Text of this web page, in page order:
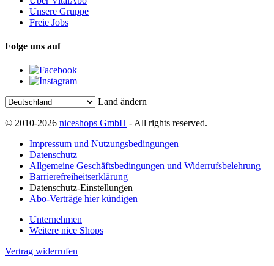
Unsere Gruppe
Freie Jobs
Folge uns auf
Land ändern
© 2010-2026 niceshops GmbH - All rights reserved.
Impressum und Nutzungsbedingungen
Datenschutz
Allgemeine Geschäftsbedingungen und Widerrufsbelehrung
Barrierefreiheitserklärung
Datenschutz-Einstellungen
Abo-Verträge hier kündigen
Unternehmen
Weitere nice Shops
Vertrag widerrufen